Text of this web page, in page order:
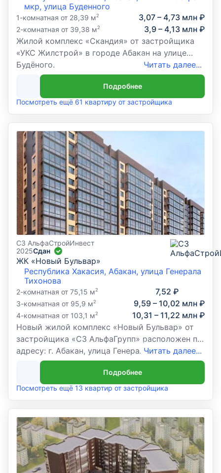
мкр, улица Буденного
1-комнатная от 28,39 м2 3,07 – 4,73 млн ₽
2-комнатная от 39,38 м2
3,9 – 4,13 млн ₽
Жилой комплекс «Скандия» от застройщика
«УКС Жилстрой» в городе Абакан на улице
Будёного.
Читать далее...
Подробнее
Посмотреть ещё 61 квартиру от застройщика
СЗ АльфаСтройИнвест
2025Сдан
ЖК «Новый Бульвар»
Республика Хакасия, Абакан, улица Генерала
Тихонова
2-комнатная от 75,15 м2 7,52 ₽
3-комнатная от 95,9 м2 9,59 – 10,02 млн ₽
4-комнатная от 103,1 м2
10,31 – 11,22 млн ₽
Новый жилой комплекс «Новый Бульвар» от
застройщика «СЗ АльфаГрупп» расположен по
адресу: г. Абакан, улица Генерала Тихонова.
Читать далее...
Подробнее
Посмотреть ещё 13 квартир от застройщика